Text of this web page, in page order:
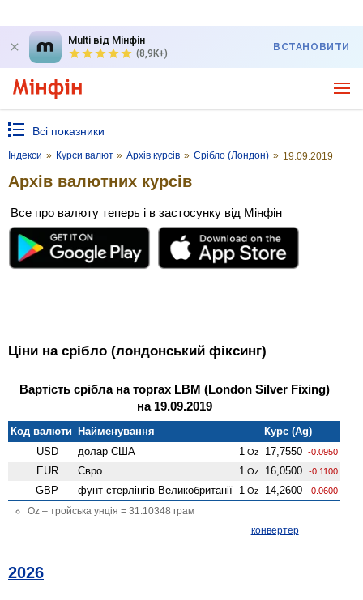
Multi від Мінфін
(8,9K+)
ВСТАНОВИТИ
Всі показники
Індекси » Курси валют » Архів курсів » Срібло (Лондон) » 19.09.2019
Архів валютних курсів
Все про валюту теперь і в застосунку від Мінфін
Ціни на срібло (лондонський фіксинг)
Вартість срібла на торгах LBM (London Silver Fixing)
на 19.09.2019
Код валюти Найменування
Курс (Ag)
USD
долар США 1 Oz 17,7550 -0.0950
EUR Євро 1 Oz 16,0500 -0.1100
GBP фунт стерлінгів Велико­британії 1 Oz 14,2600 -0.0600
Oz – тройська унція = 31.10348 грам
конвертер
2026